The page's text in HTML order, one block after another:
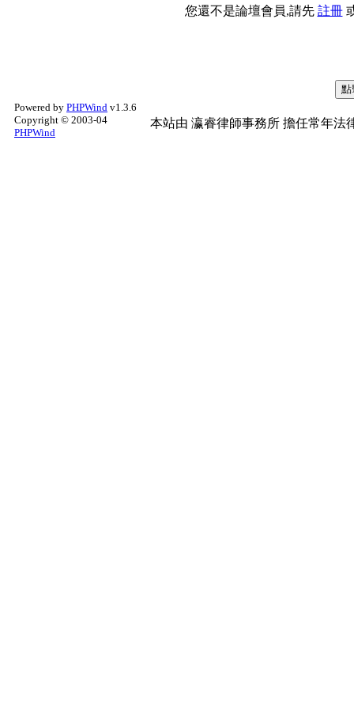
您還不是論壇會員,請先 註冊
Powered by PHPWind v1.3.6
Copyright © 2003-04
PHPWind
本站由 瀛睿律師事務所 擔任常年法